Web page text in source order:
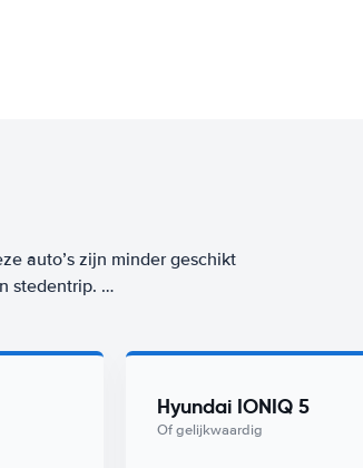
auto’s zijn minder geschikt
stedentrip.
De goedkoopste auto uitHyundai IONIQ 5
Of gelijkwaardig